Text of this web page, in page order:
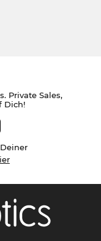
Private Sales,
Dich!